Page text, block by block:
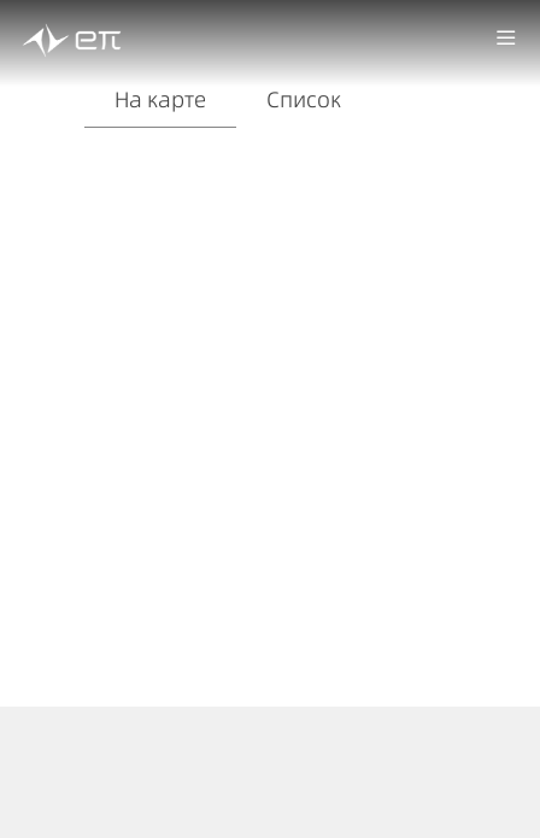
На карте Список